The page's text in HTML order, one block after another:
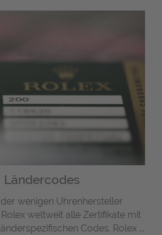
Ländercodes
wenigen Uhrenhersteller
weltweit alle Zertifikate mit
Codes. Rolex ...